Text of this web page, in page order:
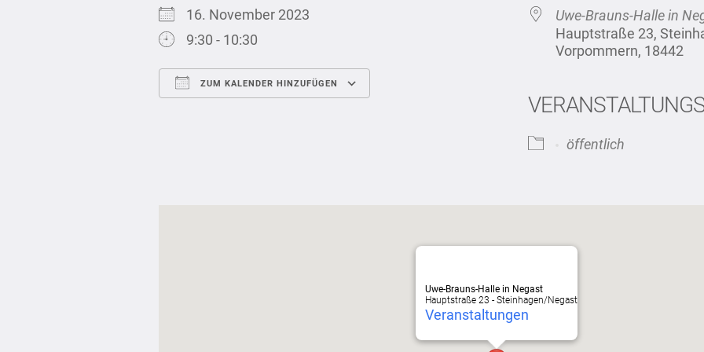
16. November 2023
9:30 - 10:30
ZUM KALENDER HINZUFÜGEN
iCalendar
Uwe-Brauns-Halle in
Hauptstraße 23,
Vorpommern, 18442
öffentlich
Uwe-Brauns-Halle in Negast
Hauptstraße 23 - Steinhagen/Negast
Veranstaltungen